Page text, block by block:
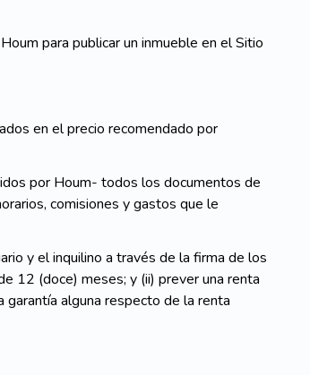
para publicar un inmueble en el Sitio
en el precio recomendado por
por Houm- todos los documentos de
comisiones y gastos que le
y el inquilino a través de la firma de los
12 (doce) meses; y (ii) prever una renta
alguna respecto de la renta